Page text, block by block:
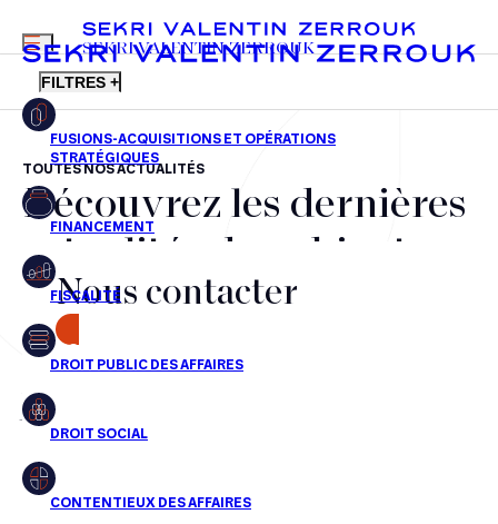
FR EN
MENU
SEKRI VALENTIN ZERROUK
FILTRES +
Fusions-acquisitions et opérations stratégiques
Financement
Fiscalité
Droit public des affaires
Droit social
Droit immobilier
TOUTES NOS ACTUALITÉS
Découvrez les dernières
actualités du cabinet,
nos récompenses et nos
transactions, jour après
jour
Aucun résultats pour cette recherche
Nous contacter